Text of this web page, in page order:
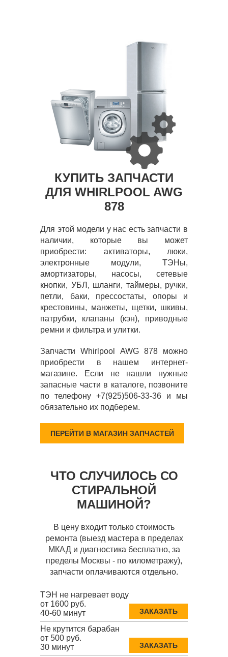
КУПИТЬ ЗАПЧАСТИ
ДЛЯ WHIRLPOOL AWG
878
Для этой модели у нас есть запчасти в
наличии, которые вы может
приобрести: активаторы, люки,
электронные модули, ТЭНы,
амортизаторы, насосы, сетевые
кнопки, УБЛ, шланги, таймеры, ручки,
петли, баки, прессостаты, опоры и
крестовины, манжеты, щетки, шкивы,
патрубки, клапаны (кэн), приводные
ремни и фильтра и улитки.
Запчасти Whirlpool AWG 878 можно
приобрести в нашем интернет-
магазине. Если не нашли нужные
запасные части в каталоге, позвоните
по телефону +7(925)506-33-36 и мы
обязательно их подберем.
ПЕРЕЙТИ В МАГАЗИН ЗАПЧАСТЕЙ
ЧТО СЛУЧИЛОСЬ СО
СТИРАЛЬНОЙ
МАШИНОЙ?
В цену входит только стоимость
ремонта (выезд мастера в пределах
МКАД и диагностика бесплатно, за
пределы Москвы - по километражу),
запчасти оплачиваются отдельно.
ТЭН не нагревает воду
от 1600 руб.
40-60 минут
ЗАКАЗАТЬ
Не крутится барабан
от 500 руб.
30 минут
ЗАКАЗАТЬ